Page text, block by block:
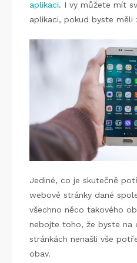
aplikaci. I vy můžete mít
aplikaci, pokud byste měli
Jediné, co je skutečně
webové stránky dané
všechno něco takového
nebojte toho, že byste na
stránkách nenašli vše
obav.